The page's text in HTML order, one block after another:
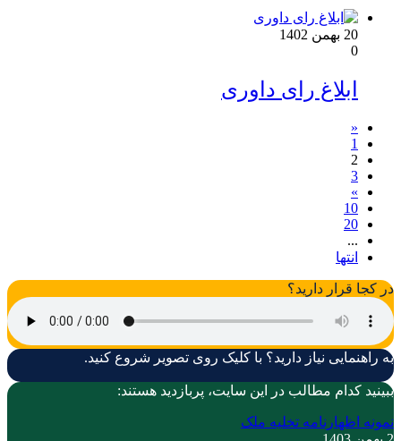
20 بهمن 1402
0
ابلاغ رای داوری
«
1
2
3
»
10
20
...
انتها
در کجا قرار دارید؟
به راهنمایی نیاز دارید؟ با کلیک روی تصویر شروع کنید.
ببینید کدام مطالب در این سایت، پربازدید هستند:
نمونه اظهارنامه تخلیه ملک